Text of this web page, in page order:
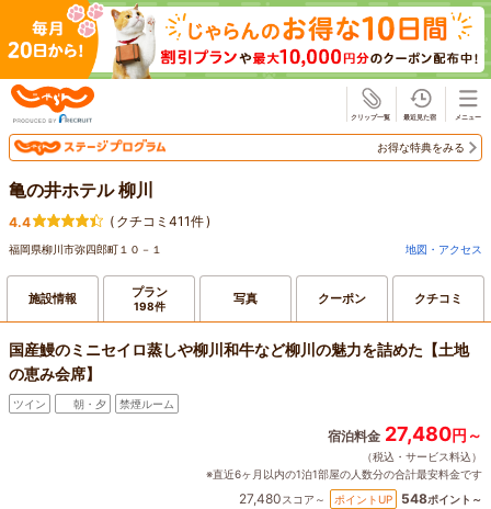
お得な特典をみる
亀の井ホテル 柳川
4.4 ( クチコミ411件)
福岡県柳川市弥四郎町１０－１ 地図・アクセス
施設情報 プラン
198件 写真 クーポン クチコミ
国産鰻のミニセイロ蒸しや柳川和牛など柳川の魅力を詰めた【土地
の恵み会席】
ツイン 朝・夕 禁煙ルーム
宿泊料金 27,480円～
（税込・サービス料込）
※直近6ヶ月以内の1泊1部屋の人数分の合計最安料金です
27,480スコア～ ポイントUP 548ポイント～